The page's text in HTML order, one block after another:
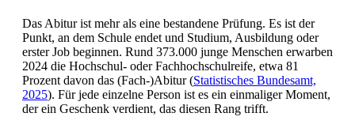
Das Abitur ist mehr als eine bestandene Prüfung. Es ist der
Punkt, an dem Schule endet und Studium, Ausbildung oder
erster Job beginnen. Rund 373.000 junge Menschen erwarben
2024 die Hochschul- oder Fachhochschulreife, etwa 81
Prozent davon das (Fach-)Abitur (Statistisches Bundesamt,
2025). Für jede einzelne Person ist es ein einmaliger Moment,
der ein Geschenk verdient, das diesen Rang trifft.